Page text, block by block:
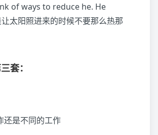
of ways to reduce he. He
太阳照进来的时候不要那么热那
套：
还是不同的工作